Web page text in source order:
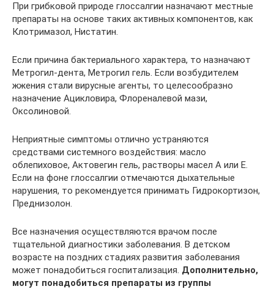
При грибковой природе глоссалгии назначают местные
препараты на основе таких активных компонентов, как
Клотримазол, Нистатин.
Если причина бактериального характера, то назначают
Метрогил-дента, Метрогил гель. Если возбудителем
жжения стали вирусные агенты, то целесообразно
назначение Ацикловира, Флореналевой мази,
Оксолиновой.
Неприятные симптомы отлично устраняются
средствами системного воздействия: масло
облепиховое, Актовегин гель, растворы масел А или Е.
Если на фоне глоссалгии отмечаются дыхательные
нарушения, то рекомендуется принимать Гидрокортизон,
Преднизолон.
Все назначения осуществляются врачом после
тщательной диагностики заболевания. В детском
возрасте на поздних стадиях развития заболевания
может понадобиться госпитализация. Дополнительно,
могут понадобиться препараты из группы